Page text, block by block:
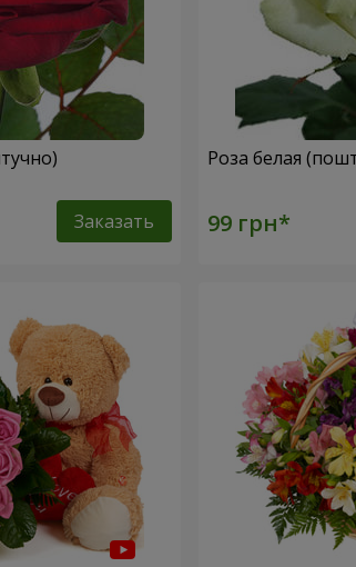
Заказать
Роза белая